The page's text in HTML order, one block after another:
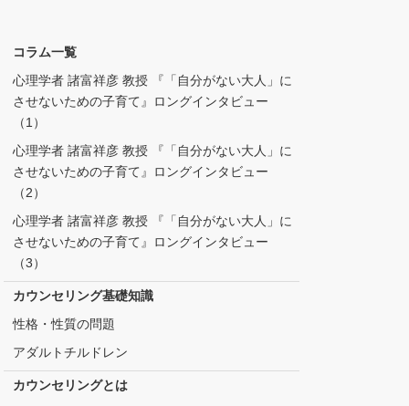
コラム一覧
心理学者 諸富祥彦 教授 『「自分がない大人」に
させないための子育て』ロングインタビュー
（1）
心理学者 諸富祥彦 教授 『「自分がない大人」に
させないための子育て』ロングインタビュー
（2）
心理学者 諸富祥彦 教授 『「自分がない大人」に
させないための子育て』ロングインタビュー
（3）
カウンセリング基礎知識
性格・性質の問題
アダルトチルドレン
カウンセリングとは